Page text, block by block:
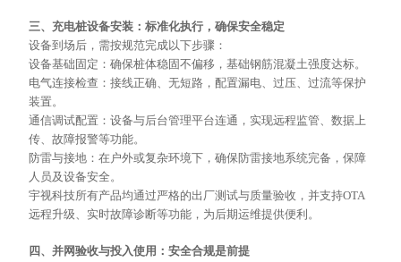
三、充电桩设备安装：标准化执行，确保安全稳定
设备到场后，需按规范完成以下步骤：
设备基础固定：确保桩体稳固不偏移，基础钢筋混凝土强度达标。
电气连接检查：接线正确、无短路，配置漏电、过压、过流等保护
装置。
通信调试配置：设备与后台管理平台连通，实现远程监管、数据上
传、故障报警等功能。
防雷与接地：在户外或复杂环境下，确保防雷接地系统完备，保障
人员及设备安全。
宇视科技所有产品均通过严格的出厂测试与质量验收，并支持OTA
远程升级、实时故障诊断等功能，为后期运维提供便利。
四、并网验收与投入使用：安全合规是前提